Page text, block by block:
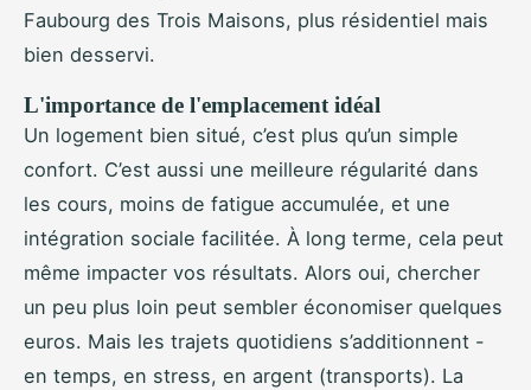
Faubourg des Trois Maisons, plus résidentiel mais
bien desservi.
L'importance de l'emplacement idéal
Un logement bien situé, c’est plus qu’un simple
confort. C’est aussi une meilleure régularité dans
les cours, moins de fatigue accumulée, et une
intégration sociale facilitée. À long terme, cela peut
même impacter vos résultats. Alors oui, chercher
un peu plus loin peut sembler économiser quelques
euros. Mais les trajets quotidiens s’additionnent -
en temps, en stress, en argent (transports). La